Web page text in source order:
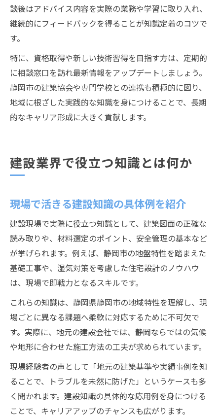
談後はアドバイス内容を実際の業務や学習に取り入れ、
継続的にフィードバックを得ることが知識定着のコツで
す。
特に、資格取得や新しい技術習得を目指す方は、定期的
に相談窓口を訪れ最新情報をアップデートしましょう。
静岡市の建築協会や専門学校との連携も積極的に図り、
地域に根ざした実践的な知識を身につけることで、長期
的なキャリア形成に大きく貢献します。
建設業界で役立つ知識とは何か
現場で活きる建設知識の具体例を紹介
建設現場で実際に役立つ知識として、建築図面の正確な
読み取りや、材料選定のポイント、安全管理の基本など
が挙げられます。例えば、静岡市の地盤特性を踏まえた
基礎工事や、湿気対策を考慮した住宅設計のノウハウ
は、現場で即戦力となるスキルです。
これらの知識は、静岡県静岡市の地域特性を理解し、現
場ごとに異なる課題へ柔軟に対応するために不可欠で
す。実際に、地元の建設会社では、静岡ならではの気候
や地形に合わせた施工方法の工夫が求められています。
現場経験者の声として「地元の建築基準や実績事例を知
ることで、トラブルを未然に防げた」というケースも多
く聞かれます。建設知識の具体的な応用例を身につける
ことで、キャリアアップのチャンスも広がります。